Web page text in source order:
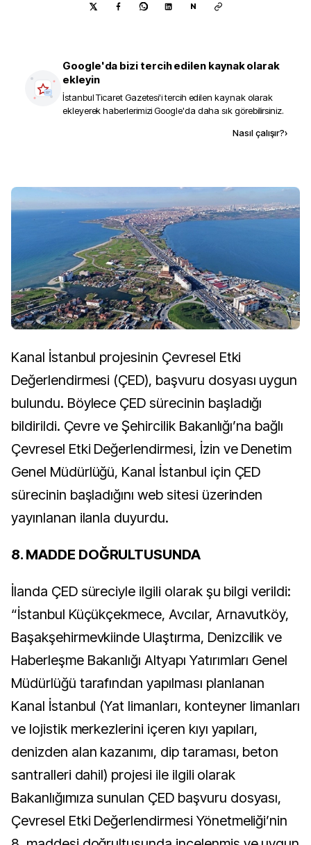
N
Google'da bizi tercih edilen kaynak olarak
ekleyin
İstanbul Ticaret Gazetesi'i tercih edilen kaynak olarak
ekleyerek haberlerimizi Google'da daha sık görebilirsiniz.
Nasıl çalışır?›
Kanal İstanbul projesinin Çevresel Etki
Değerlendirmesi (ÇED), başvuru dosyası uygun
bulundu. Böylece ÇED sürecinin başladığı
bildirildi. Çevre ve Şehircilik Bakanlığı’na bağlı
Çevresel Etki Değerlendirmesi, İzin ve Denetim
Genel Müdürlüğü, Kanal İstanbul için ÇED
sürecinin başladığını web sitesi üzerinden
yayınlanan ilanla duyurdu.
8. MADDE DOĞRULTUSUNDA
İlanda ÇED süreciyle ilgili olarak şu bilgi verildi:
“İstanbul Küçükçekmece, Avcılar, Arnavutköy,
Başakşehirmevkiinde Ulaştırma, Denizcilik ve
Haberleşme Bakanlığı Altyapı Yatırımları Genel
Müdürlüğü tarafından yapılması planlanan
Kanal İstanbul (Yat limanları, konteyner limanları
ve lojistik merkezlerini içeren kıyı yapıları,
denizden alan kazanımı, dip taraması, beton
santralleri dahil) projesi ile ilgili olarak
Bakanlığımıza sunulan ÇED başvuru dosyası,
Çevresel Etki Değerlendirmesi Yönetmeliği’nin